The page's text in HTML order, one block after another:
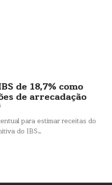
de 18,7% como
de arrecadação
para estimar receitas do
do IBS…